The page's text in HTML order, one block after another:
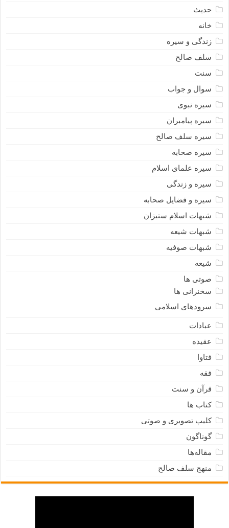
حدیث
خانه
زندگی و سیره
سلف صالح
سنت
سوال و جواب
سیره نبوى
سیره پیامبران
سیره سلف صالح
سیره صحابه
سیره علمای اسلام
سیره و زندگی
سیره و فضایل صحابه
شبهات اسلام ستیزان
شبهات شیعه
شبهات صوفیه
شیعه
صوتی ها
سخنرانی ها
سرودهای اسلامی
عبادات
عقیده
فتاوا
فقه
قرآن و سنت
کتاب ها
کلیپ تصویری و صوتی
گوناگون
مقاله‌ها
منهج سلف صالح